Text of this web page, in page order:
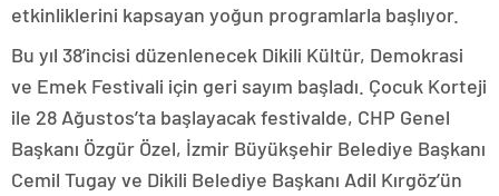
etkinliklerini kapsayan yoğun programlarla başlıyor.
Bu yıl 38’incisi düzenlenecek Dikili Kültür, Demokrasi
ve Emek Festivali için geri sayım başladı. Çocuk Korteji
ile 28 Ağustos’ta başlayacak festivalde, CHP Genel
Başkanı Özgür Özel, İzmir Büyükşehir Belediye Başkanı
Cemil Tugay ve Dikili Belediye Başkanı Adil Kırgöz’ün